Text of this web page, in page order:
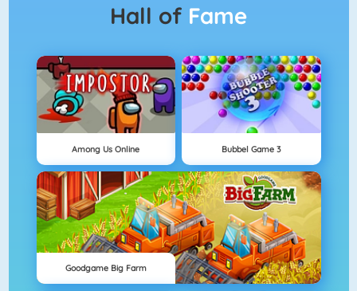
Hall of Fame
Among Us Online Bubbel Game 3
Goodgame Big Farm